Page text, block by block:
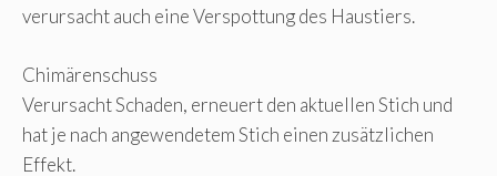
verursacht auch eine Verspottung des Haustiers.
Chimärenschuss
Verursacht Schaden, erneuert den aktuellen Stich und
hat je nach angewendetem Stich einen zusätzlichen
Effekt.